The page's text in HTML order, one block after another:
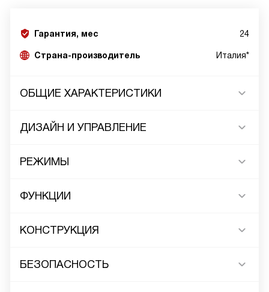
Гарантия, мес 24
Страна-производитель Италия*
ОБЩИЕ ХАРАКТЕРИСТИКИ
ДИЗАЙН И УПРАВЛЕНИЕ
РЕЖИМЫ
ФУНКЦИИ
КОНСТРУКЦИЯ
БЕЗОПАСНОСТЬ